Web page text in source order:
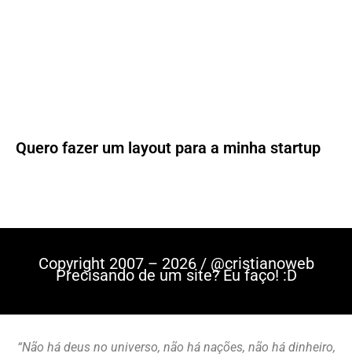
Quero fazer um layout para a minha startup
Copyright 2007 – 2026 / @cristianoweb
Precisando de um site? Eu faço! :D
“Não há deus no universo, não há nações, não há dinheiro,